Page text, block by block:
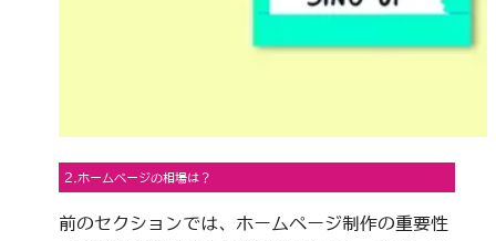
2.ホームページの相場は？
前のセクションでは、ホームページ制作の重要性